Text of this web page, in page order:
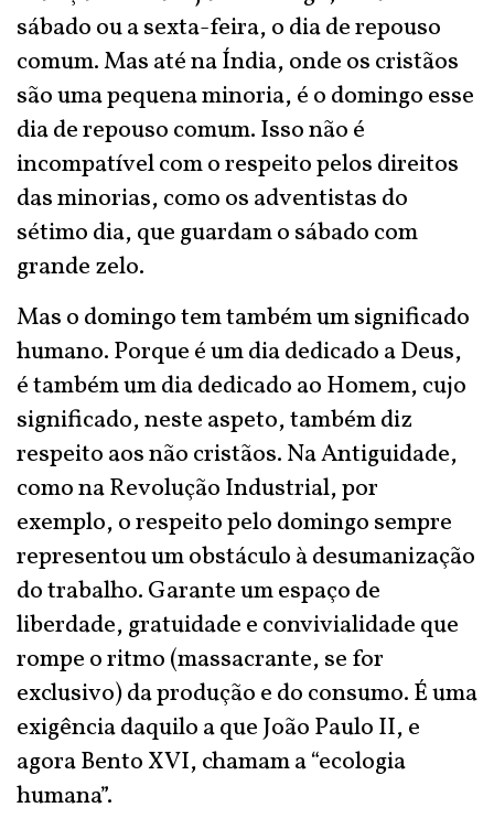
sábado ou a sexta-feira, o dia de repouso
comum. Mas até na Índia, onde os cristãos
são uma pequena minoria, é o domingo esse
dia de repouso comum. Isso não é
incompatível com o respeito pelos direitos
das minorias, como os adventistas do
sétimo dia, que guardam o sábado com
grande zelo.
Mas o domingo tem também um significado
humano. Porque é um dia dedicado a Deus,
é também um dia dedicado ao Homem, cujo
significado, neste aspeto, também diz
respeito aos não cristãos. Na Antiguidade,
como na Revolução Industrial, por
exemplo, o respeito pelo domingo sempre
representou um obstáculo à desumanização
do trabalho. Garante um espaço de
liberdade, gratuidade e convivialidade que
rompe o ritmo (massacrante, se for
exclusivo) da produção e do consumo. É uma
exigência daquilo a que João Paulo II, e
agora Bento XVI, chamam a “ecologia
humana”.